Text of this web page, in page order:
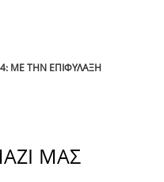
ΜΕ ΤΗΝ ΕΠΙΦΎΛΑΞΗ
ΜΑΣ